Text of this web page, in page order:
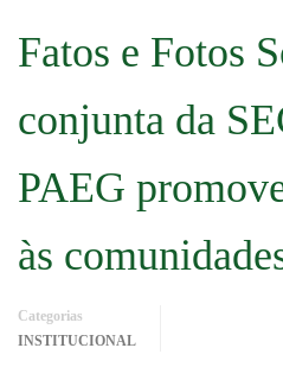
Fatos e Fotos
conjunta da
PAEG
às
Categorias
INSTITUCIONAL